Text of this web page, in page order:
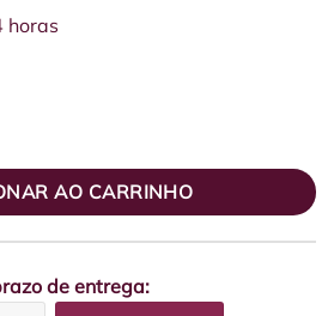
horas
Eucalipto e Hortênsias quantidade
AO CARRINHO
de entrega: